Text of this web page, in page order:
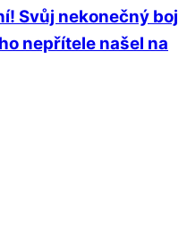
Svůj nekonečný boj
nepřítele našel na